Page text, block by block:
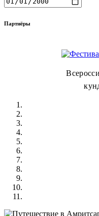
Партнёры